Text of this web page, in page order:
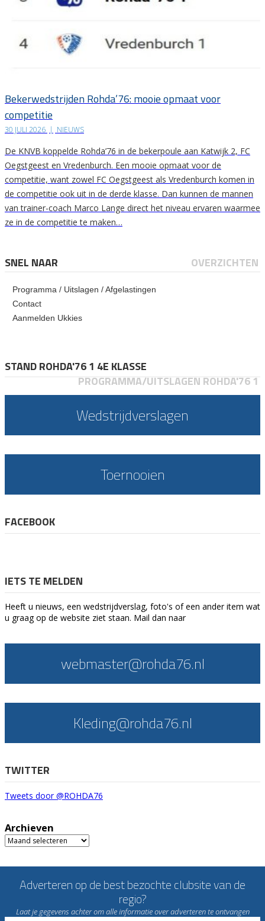
Bekerwedstrijden Rohda’76: mooie opmaat voor
competitie
30 JULI 2026 | NIEUWS
De KNVB koppelde Rohda’76 in de bekerpoule aan Katwijk 2, FC
Oegstgeest en Vredenburch. Een mooie opmaat voor de
competitie, want zowel FC Oegstgeest als Vredenburch komen in
de competitie ook uit in de derde klasse. Dan kunnen de mannen
van trainer-coach Marco Lange direct het niveau ervaren waarmee
ze in de competitie te maken…
SNEL NAAR OVERZICHTEN
Programma / Uitslagen / Afgelastingen
Contact
Aanmelden Ukkies
STAND ROHDA'76 1 4E KLASSE
PROGRAMMA/UITSLAGEN ROHDA'76 1
Wedstrijdverslagen
Toernooien
FACEBOOK
IETS TE MELDEN
Heeft u nieuws, een wedstrijdverslag, foto's of een ander item wat
u graag op de website ziet staan. Mail dan naar
webmaster@rohda76.nl
Kleding@rohda76.nl
TWITTER
Tweets door @ROHDA76
Archieven
Archieven
Adverteren op de best bezochte clubsite van de
regio?
Laat je gegevens achter om alle informatie over adverteren te ontvangen